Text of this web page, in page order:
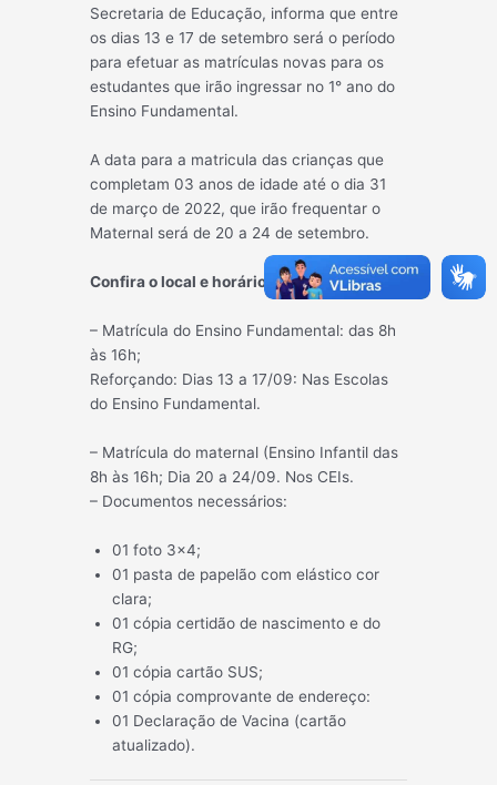
Secretaria de Educação, informa que entre
os dias 13 e 17 de setembro será o período
para efetuar as matrículas novas para os
estudantes que irão ingressar no 1° ano do
Ensino Fundamental.
A data para a matricula das crianças que
completam 03 anos de idade até o dia 31
de março de 2022, que irão frequentar o
Maternal será de 20 a 24 de setembro.
Confira o local e horário de atendimento:
– Matrícula do Ensino Fundamental: das 8h
às 16h;
Reforçando: Dias 13 a 17/09: Nas Escolas
do Ensino Fundamental.
– Matrícula do maternal (Ensino Infantil das
8h às 16h; Dia 20 a 24/09. Nos CEIs.
– Documentos necessários:
01 foto 3×4;
01 pasta de papelão com elástico cor
clara;
01 cópia certidão de nascimento e do
RG;
01 cópia cartão SUS;
01 cópia comprovante de endereço:
01 Declaração de Vacina (cartão
atualizado).